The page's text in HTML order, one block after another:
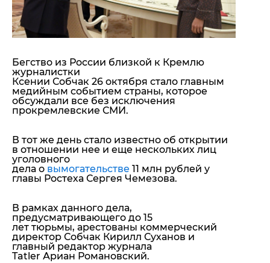
Армия Украины
Пресс-релизы
Пресс-релизы
Авторское
ИноСМИ
Бегство из России близкой к Кремлю
журналистки
Ксении Собчак 26 октября стало главным
медийным событием страны, которое
обсуждали все без исключения
прокремлевские СМИ.
В тот же день стало известно об открытии
в отношении нее и еще нескольких лиц
уголовного
дела о вымогательстве 11 млн рублей у
главы Ростеха Сергея Чемезова.
В рамках данного дела,
предусматривающего до 15
лет тюрьмы, арестованы коммерческий
директор Собчак Кирилл Суханов и
главный редактор журнала
Tatler Ариан Романовский.